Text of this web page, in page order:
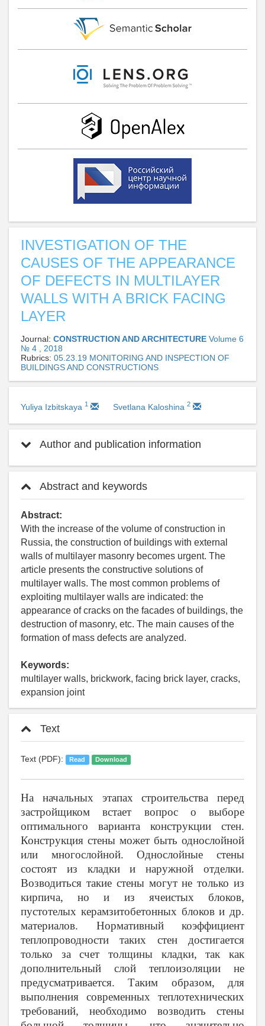
INVESTIGATION OF THE
CAUSES OF THE APPEARANCE
OF DEFECTS IN MULTILAYER
WALLS WITH A BRICK FACING
LAYER
Journal: CONSTRUCTION AND ARCHITECTURE Volume 6
№ 4 , 2018
Rubrics: 05.23.19 MONITORING AND INSPECTION OF
BUILDINGS AND CONSTRUCTIONS
Yuliya Izbitskaya 1 Svetlana Kaloshina 2
Author and publication information
Abstract and keywords
Abstract:
With the increase of the volume of construction in
Russia, the construction of buildings with external
walls of multilayer masonry becomes urgent. The
article presents the constructive solutions of
multilayer walls. The most common problems of
exploiting multilayer walls are indicated: the
appearance of cracks on the facades of buildings, the
destruction of masonry, etc. The main causes of the
formation of mass defects are analyzed.
Keywords:
multilayer walls, brickwork, facing brick layer, cracks,
expansion joint
Text
Text (PDF): Read Download
На начальных этапах строительства перед
застройщиком встает вопрос о выборе
оптимального варианта конструкции стен.
Конструкция стены может быть однослойной
или многослойной. Однослойные стены
состоят из кладки и наружной отделки.
Возводиться такие стены могут не только из
кирпича, но и из ячеистых блоков,
пустотелых керамзитобетонных блоков и др.
материалов. Нормативный коэффициент
теплопроводности таких стен достигается
только за счет толщины кладки, так как
дополнительный слой теплоизоляции не
предусматривается. Таким образом, для
выполнения современных теплотехнических
требований, необходимо возводить стены